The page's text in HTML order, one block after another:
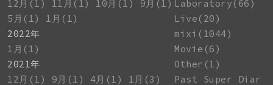
12月(1)
11月(1) 10月(1)
9月(1)
5月(1)
1月(1)
2022年
1月(1)
2021年
12月(1)
9月(1) 4月(1)
1月(3)
Laboratory(66)
Live(20)
mixi(1044)
Movie(6)
Other(1)
Past Super Diar